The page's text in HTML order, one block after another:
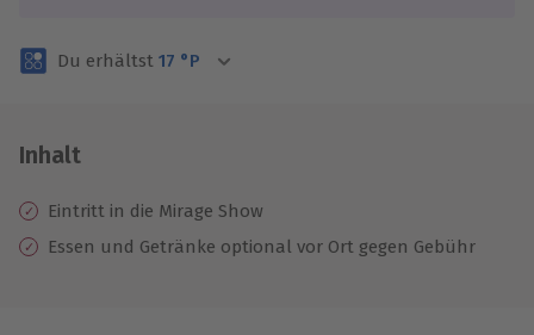
Du erhältst 17 °P
Inhalt
Eintritt in die Mirage Show
Essen und Getränke optional vor Ort gegen Gebühr